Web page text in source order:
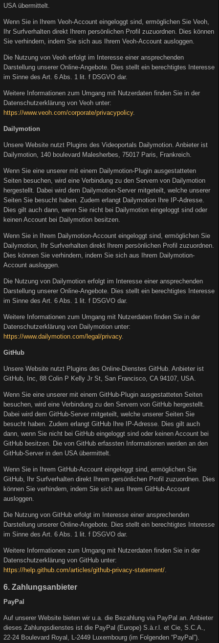
USA übermittelt.
Wenn Sie in Ihrem Veoh-Account eingeloggt sind, ermöglichen Sie Veoh,
Ihr Surfverhalten direkt Ihrem persönlichen Profil zuzuordnen. Dies können
Sie verhindern, indem Sie sich aus Ihrem Veoh-Account ausloggen.
Die Nutzung von Veoh erfolgt im Interesse einer ansprechenden
Darstellung unserer Online-Angebote. Dies stellt ein berechtigtes Interesse
im Sinne des Art. 6 Abs. 1 lit. f DSGVO dar.
Weitere Informationen zum Umgang mit Nutzerdaten finden Sie in der
Datenschutzerklärung von Veoh unter:
https://www.veoh.com/corporate/privacypolicy.
Dailymotion
Unsere Website nutzt Plugins des Videoportals Dailymotion. Anbieter ist
Dailymotion, 140 boulevard Malesherbes, 75017 Paris, Frankreich.
Wenn Sie eine unserer mit einem Dailymotion-Plugin ausgestatteten
Seiten besuchen, wird eine Verbindung zu den Servern von Dailymotion
hergestellt. Dabei wird dem Dailymotion-Server mitgeteilt, welche unserer
Seiten Sie besucht haben. Zudem erlangt Dailymotion Ihre IP-Adresse.
Dies gilt auch dann, wenn Sie nicht bei Dailymotion eingeloggt sind oder
keinen Account bei Dailymotion besitzen.
Wenn Sie in Ihrem Dailymotion-Account eingeloggt sind, ermöglichen Sie
Dailymotion, Ihr Surfverhalten direkt Ihrem persönlichen Profil zuzuordnen.
Dies können Sie verhindern, indem Sie sich aus Ihrem Dailymotion-
Account ausloggen.
Die Nutzung von Dailymotion erfolgt im Interesse einer ansprechenden
Darstellung unserer Online-Angebote. Dies stellt ein berechtigtes Interesse
im Sinne des Art. 6 Abs. 1 lit. f DSGVO dar.
Weitere Informationen zum Umgang mit Nutzerdaten finden Sie in der
Datenschutzerklärung von Dailymotion unter:
https://www.dailymotion.com/legal/privacy.
GitHub
Unsere Website nutzt Plugins des Online-Dienstes GitHub. Anbieter ist
GitHub, Inc, 88 Colin P Kelly Jr St, San Francisco, CA 94107, USA.
Wenn Sie eine unserer mit einem GitHub-Plugin ausgestatteten Seiten
besuchen, wird eine Verbindung zu den Servern von GitHub hergestellt.
Dabei wird dem GitHub-Server mitgeteilt, welche unserer Seiten Sie
besucht haben. Zudem erlangt GitHub Ihre IP-Adresse. Dies gilt auch
dann, wenn Sie nicht bei GitHub eingeloggt sind oder keinen Account bei
GitHub besitzen. Die von GitHub erfassten Informationen werden an den
GitHub-Server in den USA übermittelt.
Wenn Sie in Ihrem GitHub-Account eingeloggt sind, ermöglichen Sie
GitHub, Ihr Surfverhalten direkt Ihrem persönlichen Profil zuzuordnen. Dies
können Sie verhindern, indem Sie sich aus Ihrem GitHub-Account
ausloggen.
Die Nutzung von GitHub erfolgt im Interesse einer ansprechenden
Darstellung unserer Online-Angebote. Dies stellt ein berechtigtes Interesse
im Sinne des Art. 6 Abs. 1 lit. f DSGVO dar.
Weitere Informationen zum Umgang mit Nutzerdaten finden Sie in der
Datenschutzerklärung von GitHub unter:
https://help.github.com/articles/github-privacy-statement/
6. Zahlungsanbieter
PayPal
Auf unserer Website bieten wir u.a. die Bezahlung via PayPal an. Anbieter
dieses Zahlungsdienstes ist die PayPal (Europe) S.à.r.l. et Cie, S.C.A.,
22-24 Boulevard Royal, L-2449 Luxembourg (im Folgenden “PayPal”).